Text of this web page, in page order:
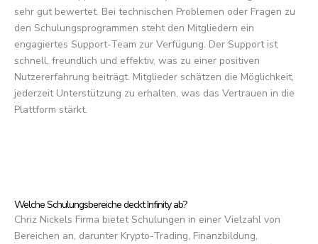
sehr gut bewertet. Bei technischen Problemen oder Fragen zu
den Schulungsprogrammen steht den Mitgliedern ein
engagiertes Support-Team zur Verfügung. Der Support ist
schnell, freundlich und effektiv, was zu einer positiven
Nutzererfahrung beiträgt. Mitglieder schätzen die Möglichkeit,
jederzeit Unterstützung zu erhalten, was das Vertrauen in die
Plattform stärkt.
Welche Schulungsbereiche deckt Infinity ab?
Chriz Nickels Firma bietet Schulungen in einer Vielzahl von
Bereichen an, darunter Krypto-Trading, Finanzbildung,